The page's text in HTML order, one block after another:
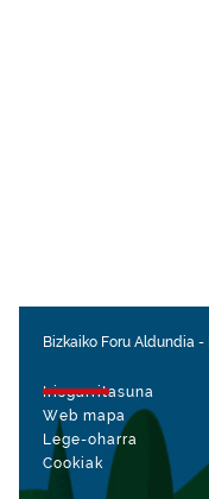
Bizkaiko Foru Aldundia -
Irisgarritasuna
Web mapa
Lege-oharra
Cookiak